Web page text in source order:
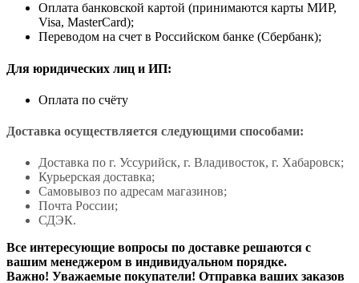
Оплата банковской картой (принимаются карты МИР,
Visa, MasterCard);
Переводом на счет в Российском банке (Сбербанк);
Для юридических лиц и ИП:
Оплата по счёту
Доставка осуществляется следующими способами:
Доставка по г. Уссурийск, г. Владивосток, г. Хабаровск;
Курьерская доставка;
Самовывоз по адресам магазинов;
Почта России;
СДЭК.
Все интересующие вопросы по доставке решаются с
вашим менеджером в индивидуальном порядке.
Важно! Уважаемые покупатели! Отправка ваших заказов